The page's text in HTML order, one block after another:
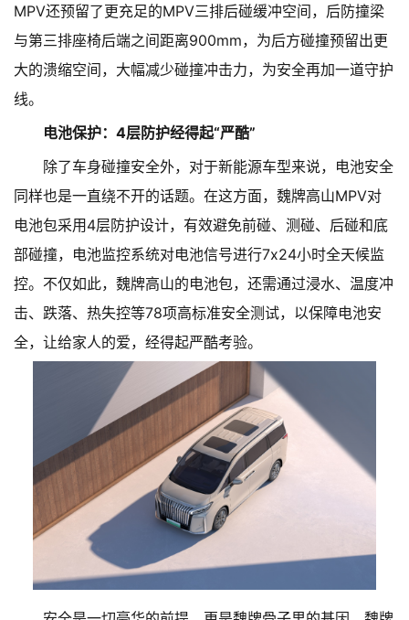
MPV还预留了更充足的MPV三排后碰缓冲空间，后防撞梁
与第三排座椅后端之间距离900mm，为后方碰撞预留出更
大的溃缩空间，大幅减少碰撞冲击力，为安全再加一道守护
线。
电池保护：4层防护经得起“严酷”
除了车身碰撞安全外，对于新能源车型来说，电池安全
同样也是一直绕不开的话题。在这方面，魏牌高山MPV对
电池包采用4层防护设计，有效避免前碰、测碰、后碰和底
部碰撞，电池监控系统对电池信号进行7x24小时全天候监
控。不仅如此，魏牌高山的电池包，还需通过浸水、温度冲
击、跌落、热失控等78项高标准安全测试，以保障电池安
全，让给家人的爱，经得起严酷考验。